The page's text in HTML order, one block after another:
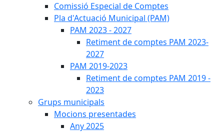
Comissió Especial de Comptes
Pla d'Actuació Municipal (PAM)
PAM 2023 - 2027
Retiment de comptes PAM 2023-
2027
PAM 2019-2023
Retiment de comptes PAM 2019 -
2023
Grups municipals
Mocions presentades
Any 2025